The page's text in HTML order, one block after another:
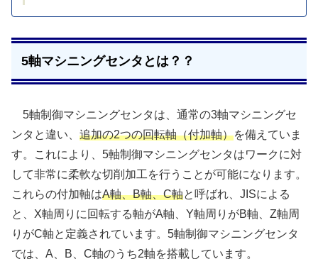
5軸マシニングセンタとは？？
5軸制御マシニングセンタは、通常の3軸マシニングセ
ンタと違い、 追加の2つの回転軸（付加軸）を備えていま
す。これにより、5軸制御マシニングセンタはワークに対
して非常に柔軟な切削加工を行うことが可能になります。
これらの付加軸はA軸、B軸、C軸と呼ばれ、JISによる
と、X軸周りに回転する軸がA軸、Y軸周りがB軸、Z軸周
りがC軸と定義されています。5軸制御マシニングセンタ
では、A、B、C軸のうち2軸を搭載しています。